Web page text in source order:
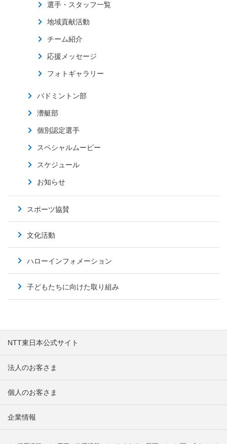
選手・スタッフ一覧
地域貢献活動
チーム紹介
応援メッセージ
フォトギャラリー
バドミントン部
漕艇部
個別認定選手
スペシャルムービー
スケジュール
お知らせ
スポーツ協賛
文化活動
ハローインフォメーション
子どもたちに向けた取り組み
NTT東日本公式サイト
法人のお客さま
個人のお客さま
企業情報